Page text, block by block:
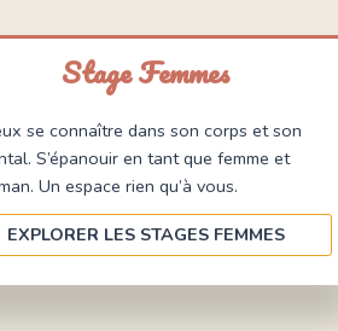
Stage Femmes
se connaître dans son corps et son
S’épanouir en tant que femme et
Un espace rien qu’à vous.
EXPLORER LES STAGES FEMMES